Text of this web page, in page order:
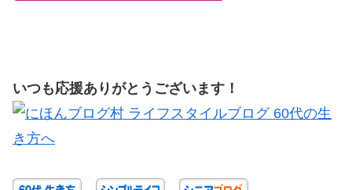
いつも応援ありがとうございます！